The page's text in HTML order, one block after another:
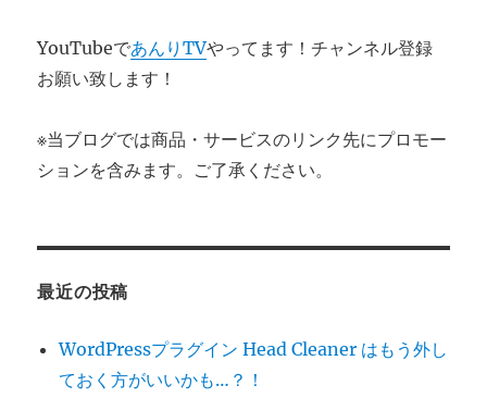
YouTubeであんりTVやってます！チャンネル登録
お願い致します！
※当ブログでは商品・サービスのリンク先にプロモー
ションを含みます。ご了承ください。
最近の投稿
WordPressプラグイン Head Cleaner はもう外し
ておく方がいいかも…？！